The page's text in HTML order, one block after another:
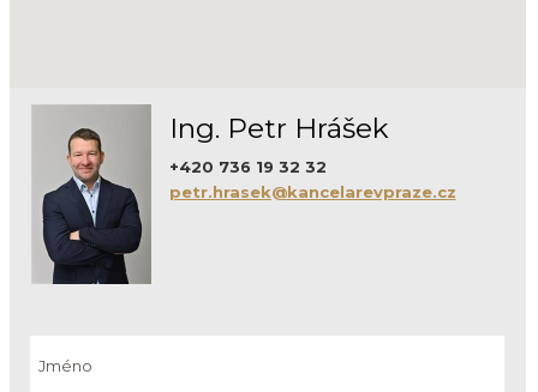
Ing. Petr Hrášek
+420 736 19 32 32
petr.hrasek@kancelarevpraze.cz